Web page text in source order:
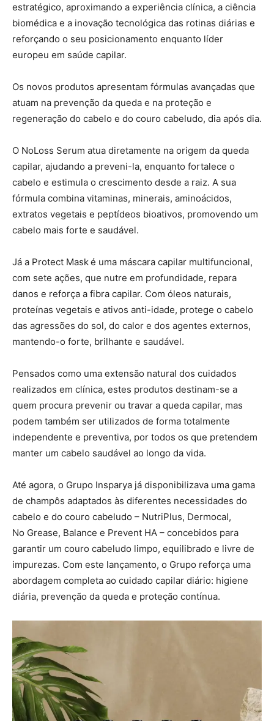
estratégico, aproximando a experiência clínica, a ciência
biomédica e a inovação tecnológica das rotinas diárias e
reforçando o seu posicionamento enquanto líder
europeu em saúde capilar.
Os novos produtos apresentam fórmulas avançadas que
atuam na prevenção da queda e na proteção e
regeneração do cabelo e do couro cabeludo, dia após dia.
O NoLoss Serum atua diretamente na origem da queda
capilar, ajudando a preveni-la, enquanto fortalece o
cabelo e estimula o crescimento desde a raiz. A sua
fórmula combina vitaminas, minerais, aminoácidos,
extratos vegetais e peptídeos bioativos, promovendo um
cabelo mais forte e saudável.
Já a Protect Maské uma máscara capilar multifuncional,
com sete ações, que nutre em profundidade, repara
danos e reforça a fibra capilar. Com óleos naturais,
proteínas vegetais e ativos anti-idade, protege o cabelo
das agressões do sol, do calor e dos agentes externos,
mantendo-o forte, brilhante e saudável.
Pensados como uma extensão natural dos cuidados
realizados em clínica, estes produtos destinam-se a
quem procura prevenir ou travar a queda capilar, mas
podem também ser utilizados de forma totalmente
independente e preventiva, por todos os que pretendem
manter um cabelo saudável ao longo da vida.
Até agora, o Grupo Insparya já disponibilizava uma gama
de champôs adaptados às diferentes necessidades do
cabelo e do couro cabeludo – NutriPlus, Dermocal,
No Grease, Balance e Prevent HA – concebidos para
garantir um couro cabeludo limpo, equilibrado e livre de
impurezas. Com este lançamento, o Grupo reforça uma
abordagem completa ao cuidado capilar diário: higiene
diária, prevenção da queda e proteção contínua.